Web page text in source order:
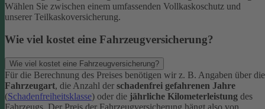
Wählen Sie zwischen einem umfassenden Vollkaskoschutz und
unserer Teilkaskoversicherung.
Wie viel kostet eine Fahrzeugversicherung?
Wie viel kostet eine Fahrzeugversicherung?
Für die Berechnung des Preises benötigen wir z. B. Angaben über die
Fahrzeugart, die Anzahl der schadenfrei gefahrenen Jahre
(Schadenfreiheitsklasse) oder die jährliche Kilometerleistung des
Fahrzeugs. Der Preis der Fahrzeugversicherung hängt also von